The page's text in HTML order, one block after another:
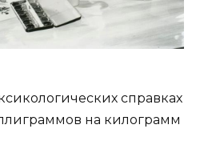
справках
на килограмм